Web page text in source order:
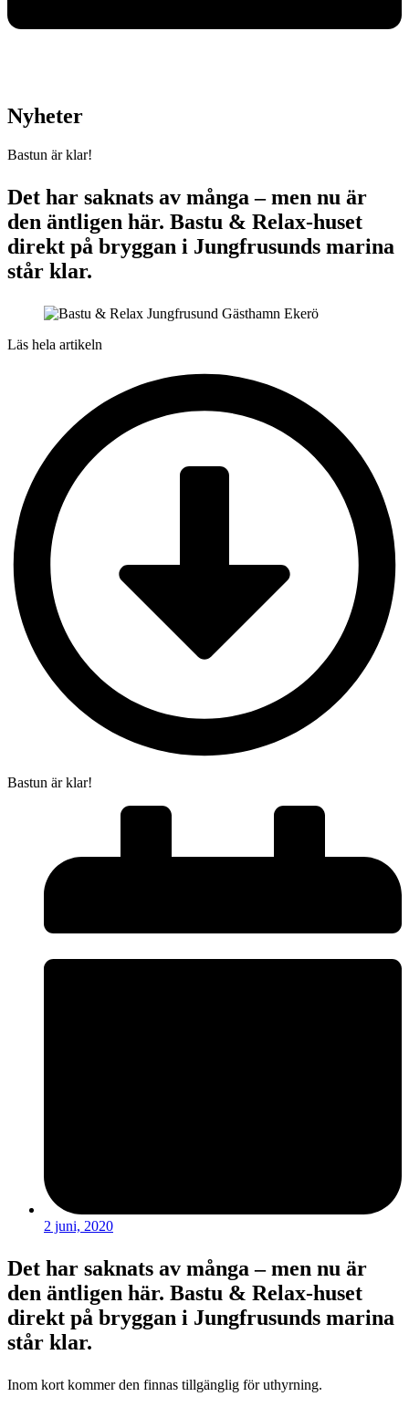
Nyheter
Bastun är klar!
Det har saknats av många – men nu är
den äntligen här. Bastu & Relax-huset
direkt på bryggan i Jungfrusunds marina
står klar.
Läs hela artikeln
Bastun är klar!
2 juni, 2020
Det har saknats av många – men nu är
den äntligen här. Bastu & Relax-huset
direkt på bryggan i Jungfrusunds marina
står klar.
Inom kort kommer den finnas tillgänglig för uthyrning.